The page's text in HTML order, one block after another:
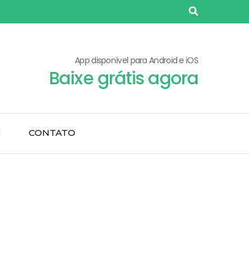
App disponível para Android e iOS
Baixe grátis agora
CONTATO